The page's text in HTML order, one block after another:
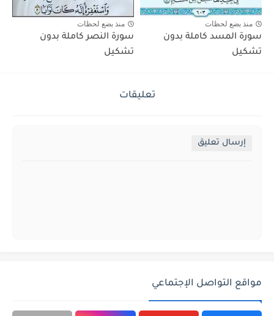
منذ بضع لحظات
سورة المسد كاملة بدون
تشكيل
منذ بضع لحظات
سورة النصر كاملة بدون
تشكيل
تعليقات
إرسال تعليق
مواقع التواصل الإجتماعي